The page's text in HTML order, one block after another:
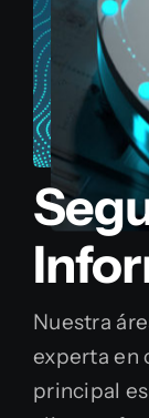
Nuestra
experta en
principal